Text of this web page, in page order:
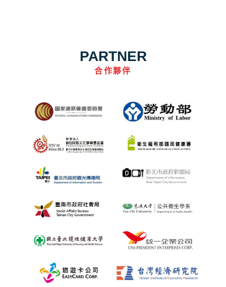
PARTNER
合作夥伴